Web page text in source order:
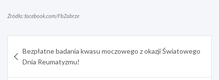
Źródło: facebook.com/FbZabrze
wpisu
Bezpłatne badania kwasu moczowego z okazji Światowego
Dnia Reumatyzmu!